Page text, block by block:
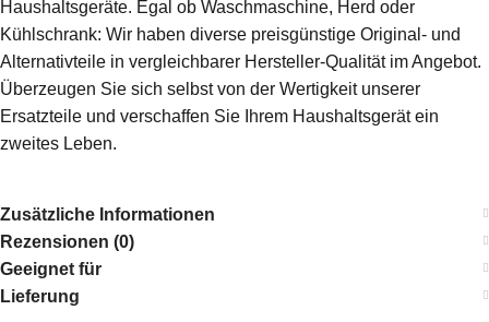
Haushaltsgeräte. Egal ob Waschmaschine, Herd oder
Kühlschrank: Wir haben diverse preisgünstige Original- und
Alternativteile in vergleichbarer Hersteller-Qualität im Angebot.
Überzeugen Sie sich selbst von der Wertigkeit unserer
Ersatzteile und verschaffen Sie Ihrem Haushaltsgerät ein
zweites Leben.
Zusätzliche Informationen
Rezensionen (0)
Geeignet für
Lieferung